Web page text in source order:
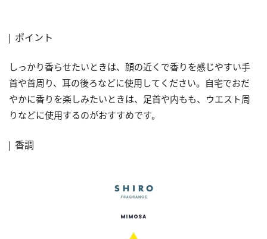
ポイント
しっかり香らせたいときは、顔の近くで香りを感じやすい手
首や首周り、耳の後ろなどに使用してください。自宅でおだ
やかに香りを楽しみたいときは、足首や内もも、ウエスト周
りなどに使用するのがおすすめです。
香調